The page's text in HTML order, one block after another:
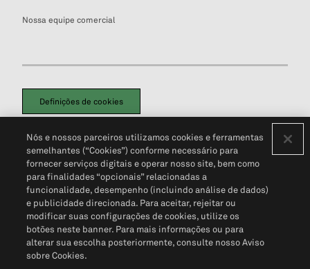
Nossa equipe comercial
Definições de cookies
Política de PrivacidadePortal de privacidade do cliente (em inglês)
Não Venda Minhas Informações Pessoais© 2026 S&P Global
Nós e nossos parceiros utilizamos cookies e ferramentas
semelhantes (“Cookies”) conforme necessário para
fornecer serviços digitais e operar nosso site, bem como
para finalidades “opcionais” relacionadas a
funcionalidade, desempenho (incluindo análise de dados)
e publicidade direcionada. Para aceitar, rejeitar ou
modificar suas configurações de cookies, utilize os
botões neste banner. Para mais informações ou para
alterar sua escolha posteriormente, consulte nosso Aviso
sobre Cookies.